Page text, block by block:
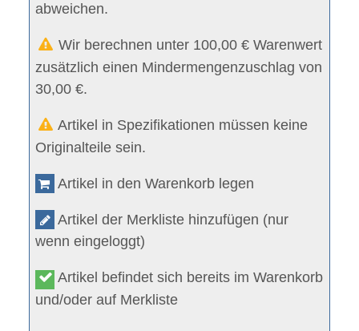
abweichen.
Wir berechnen unter 100,00 € Warenwert
zusätzlich einen Mindermengenzuschlag von
30,00 €.
Artikel in Spezifikationen müssen keine
Originalteile sein.
Artikel in den Warenkorb legen
Artikel der Merkliste hinzufügen (nur
wenn eingeloggt)
Artikel befindet sich bereits im Warenkorb
und/oder auf Merkliste